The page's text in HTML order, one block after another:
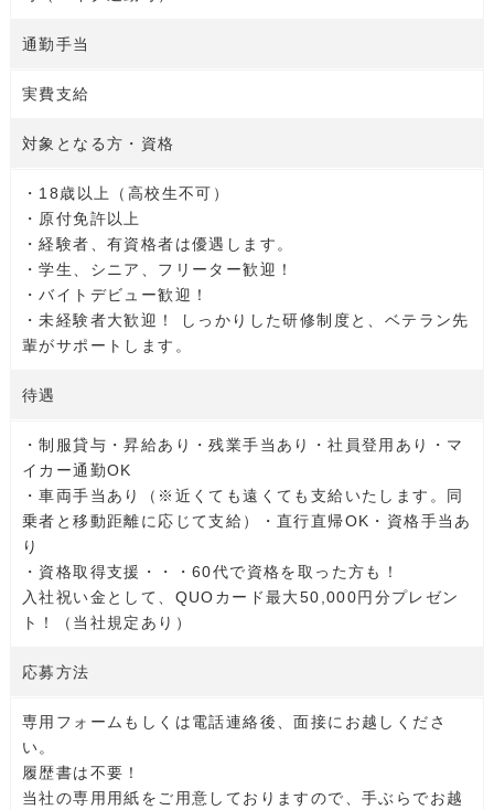
通勤手当
実費支給
対象となる方・資格
・18歳以上（高校生不可）
・原付免許以上
・経験者、有資格者は優遇します。
・学生、シニア、フリーター歓迎！
・バイトデビュー歓迎！
・未経験者大歓迎！ しっかりした研修制度と、ベテラン先
輩がサポートします。
待遇
・制服貸与・昇給あり・残業手当あり・社員登用あり・マ
イカー通勤OK
・車両手当あり（※近くても遠くても支給いたします。同
乗者と移動距離に応じて支給）・直行直帰OK・資格手当あ
り
・資格取得支援・・・60代で資格を取った方も！
入社祝い金として、QUOカード最大50,000円分プレゼン
ト！（当社規定あり）
応募方法
専用フォームもしくは電話連絡後、面接にお越しくださ
い。
履歴書は不要！
当社の専用用紙をご用意しておりますので、手ぶらでお越